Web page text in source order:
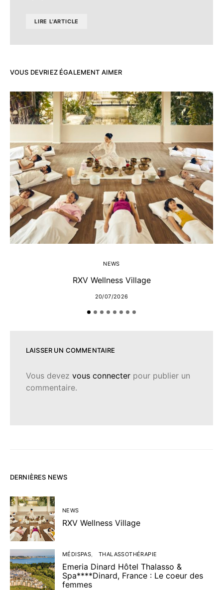
LIRE L'ARTICLE
VOUS DEVRIEZ ÉGALEMENT AIMER
NEWS
RXV Wellness Village
20/07/2026
LAISSER UN COMMENTAIRE
Vous devez vous connecter pour publier un
commentaire.
DERNIÈRES NEWS
NEWS
RXV Wellness Village
MÉDISPAS THALASSOTHÉRAPIE
Emeria Dinard Hôtel Thalasso &
Spa****Dinard, France : Le coeur des
femmes